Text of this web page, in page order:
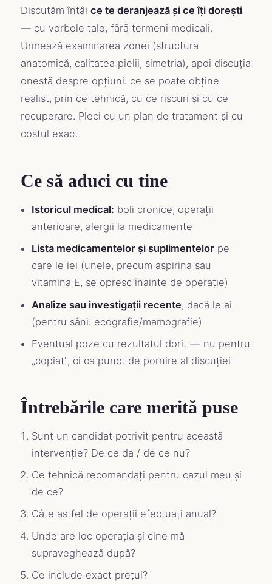
Discutăm întâi ce te deranjează și ce îți dorești
— cu vorbele tale, fără termeni medicali.
Urmează examinarea zonei (structura
anatomică, calitatea pielii, simetria), apoi discuția
onestă despre opțiuni: ce se poate obține
realist, prin ce tehnică, cu ce riscuri și cu ce
recuperare. Pleci cu un plan de tratament și cu
costul exact.
Ce să aduci cu tine
Istoricul medical: boli cronice, operații
anterioare, alergii la medicamente
Lista medicamentelor și suplimentelorpe
care le iei (unele, precum aspirina sau
vitamina E, se opresc înainte de operație)
Analize sau investigații recente, dacă le ai
(pentru sâni: ecografie/mamografie)
Eventual poze cu rezultatul dorit — nu pentru
„copiat", ci ca punct de pornire al discuției
Întrebările care merită puse
Sunt un candidat potrivit pentru această
intervenție? De ce da / de ce nu?
Ce tehnică recomandați pentru cazul meu și
de ce?
Câte astfel de operații efectuați anual?
Unde are loc operația și cine mă
supraveghează după?
Ce include exact prețul?